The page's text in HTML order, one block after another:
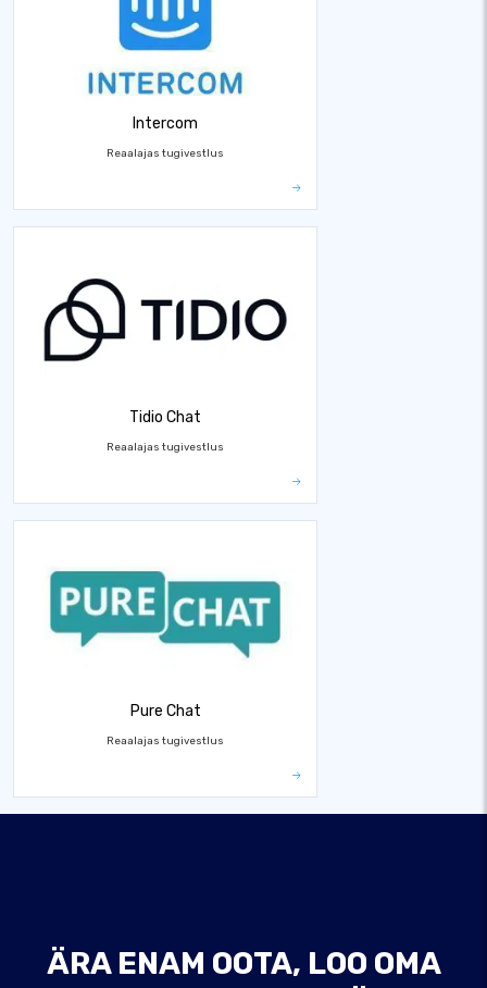
Intercom
Reaalajas tugivestlus
Tidio Chat
Reaalajas tugivestlus
Pure Chat
Reaalajas tugivestlus
ÄRA ENAM OOTA, LOO OMA